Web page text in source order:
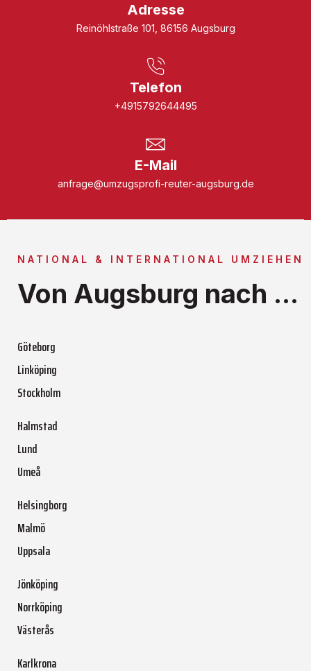
Adresse
Reinöhlstraße 101, 86156 Augsburg
Telefon
+4915792644495
E-Mail
anfrage@umzugsprofi-reuter-augsburg.de
NATIONAL & INTERNATIONAL UMZIEHEN
Von Augsburg nach ...
Göteborg
Linköping
Stockholm
Halmstad
Lund
Umeå
Helsingborg
Malmö
Uppsala
Jönköping
Norrköping
Västerås
Karlkrona